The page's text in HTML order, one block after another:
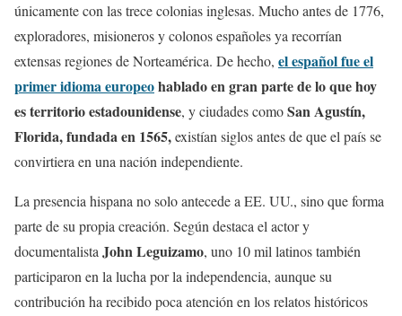
únicamente con las trece colonias inglesas. Mucho antes de 1776,
exploradores, misioneros y colonos españoles ya recorrían
extensas regiones de Norteamérica. De hecho, el español fue el
primer idioma europeohablado en gran parte de lo que hoy
es territorio estadounidense, y ciudades comoSan Agustín,
Florida, fundada en 1565,existían siglos antes de que el país se
convirtiera en una nación independiente.
La presencia hispana no solo antecede a EE. UU., sino que forma
parte de su propia creación. Según destaca el actor y
documentalista John Leguizamo, uno 10 mil latinos también
participaron en la lucha por la independencia, aunque su
contribución ha recibido poca atención en los relatos históricos